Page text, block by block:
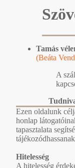
Tamás
(Beáta
A
Ezen oldalunk
honlap
tapasztalata
Hitelesség
A hitelesség